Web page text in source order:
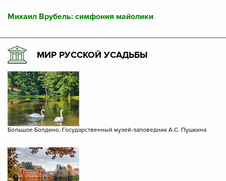
Михаил Врубель: симфония майолики
МИР РУССКОЙ УСАДЬБЫ
Большое Болдино. Государственный музей-заповедник А.С. Пушкина